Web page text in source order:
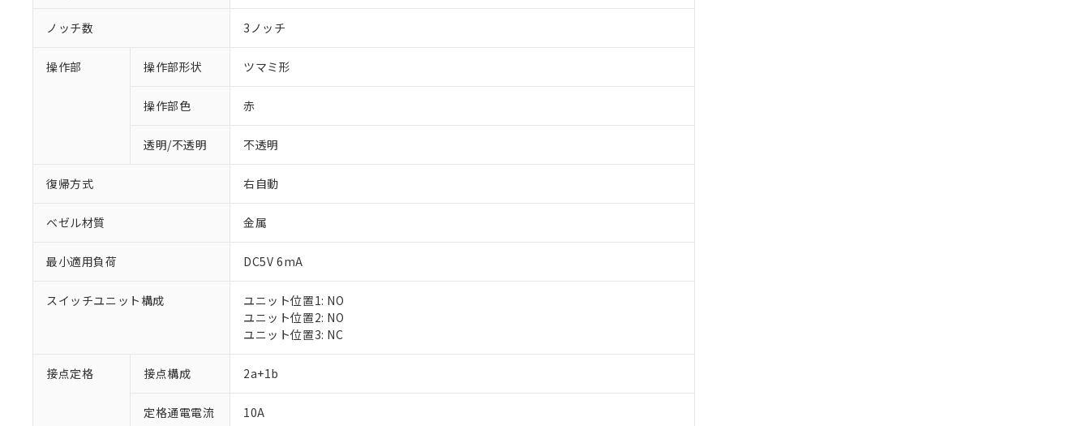
ノッチ数 3ノッチ
操作部 操作部形状 ツマミ形
操作部色 赤
透明/不透明 不透明
復帰方式 右自動
ベゼル材質 金属
最小適用負荷 DC5V 6mA
スイッチユニット構成
ユニット位置1: NO
ユニット位置2: NO
ユニット位置3: NC
接点定格 接点構成 2a+1b
定格通電電流 10A
ご利用条件
以下の条件をお読みいただき、同意のうえご利用ください。
※1 対応状況
対応済み：EU RoHS指令（10物質）の非含有に対応した製品が提供可能な商品です。
対応予定：EU RoHS指令（10物質）の非含有に対応した製品に切り替える予定のある商品です。
対応予定なし：EU RoHS指令（10物質）の非含有に非対応の商品で、対応品を出す予定はありません。
非該当品：ライセンス料など無形物で、有害物質有無と関係のない商品です。
仕入先様の事情により、非含有部品としていたものが、含有品と判明した場合などやむを得ず変更すること
があります。
※1 中国RoHS○×表